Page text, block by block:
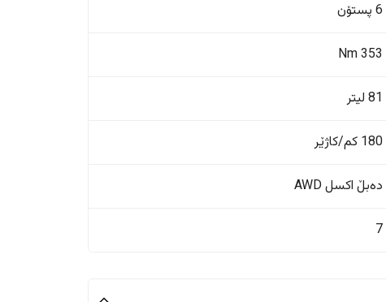
6 پستۆن
353 Nm
81 لیتر
180 کم/کاژێر
دەبڵ اکسل AWD
7